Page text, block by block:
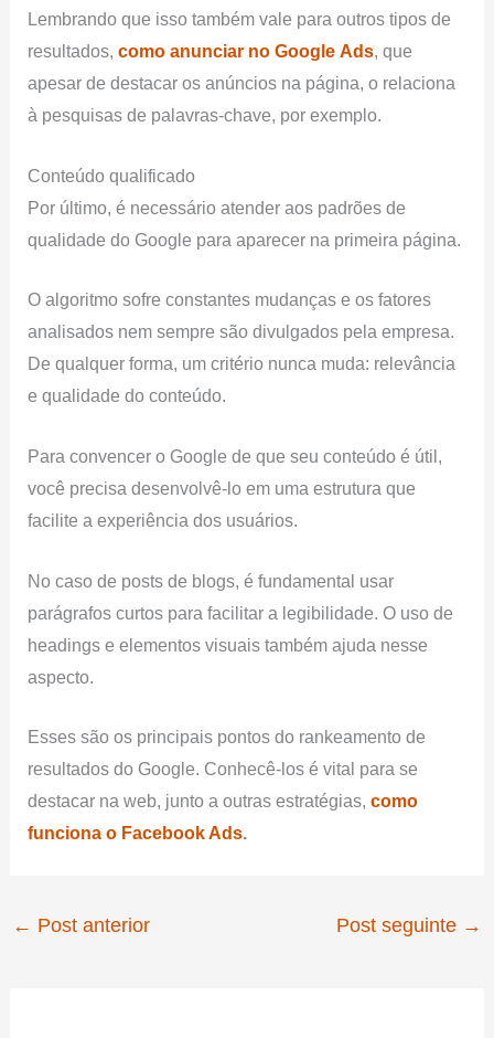
Lembrando que isso também vale para outros tipos de
resultados, como anunciar no Google Ads, que
apesar de destacar os anúncios na página, o relaciona
à pesquisas de palavras-chave, por exemplo.
Conteúdo qualificado
Por último, é necessário atender aos padrões de
qualidade do Google para aparecer na primeira página.
O algoritmo sofre constantes mudanças e os fatores
analisados ​​nem sempre são divulgados pela empresa.
De qualquer forma, um critério nunca muda: relevância
e qualidade do conteúdo.
Para convencer o Google de que seu conteúdo é útil,
você precisa desenvolvê-lo em uma estrutura que
facilite a experiência dos usuários.
No caso de posts de blogs, é fundamental usar
parágrafos curtos para facilitar a legibilidade. O uso de
headings e elementos visuais também ajuda nesse
aspecto.
Esses são os principais pontos do rankeamento de
resultados do Google. Conhecê-los é vital para se
destacar na web, junto a outras estratégias, como
funciona o Facebook Ads.
← Post anterior Post seguinte →